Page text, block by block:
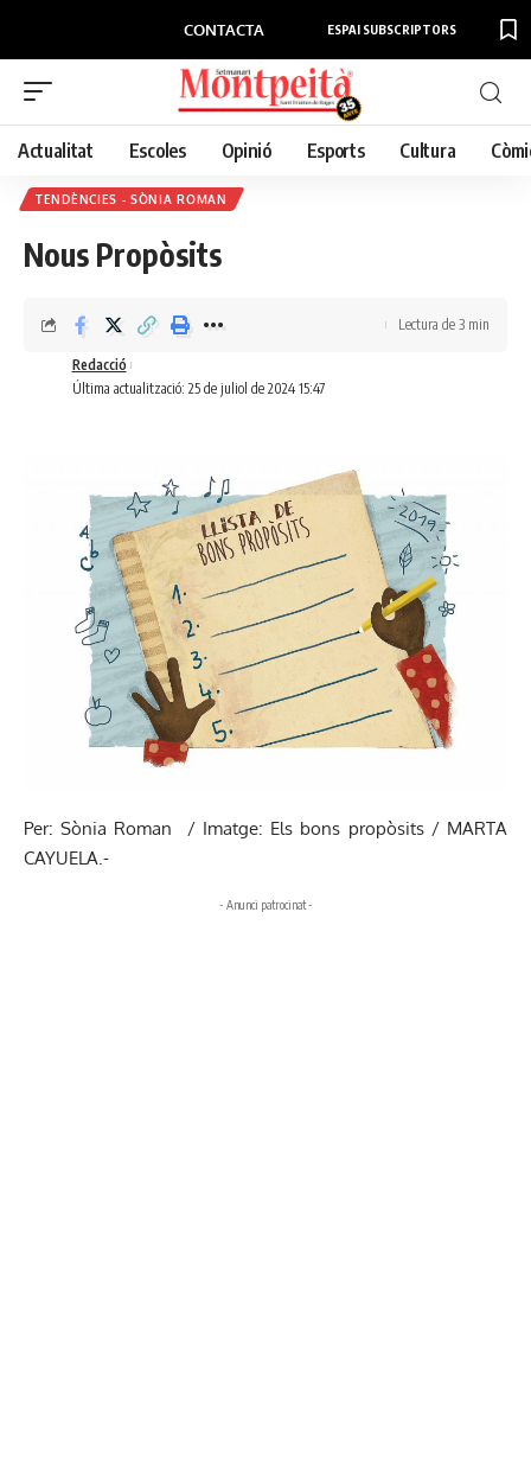
CONTACTA ESPAI SUBSCRIPTORS
Actualitat Escoles Opinió Esports Cultura
TENDÈNCIES - SÒNIA ROMAN
Nous Propòsits
Última actualització: 25 de juliol de 2024 15:47
Redacció
Lectura de 3 min
Per: Sònia Roman / Imatge: Els bons propòsits / MARTA
CAYUELA.-
- Anunci patrocinat -